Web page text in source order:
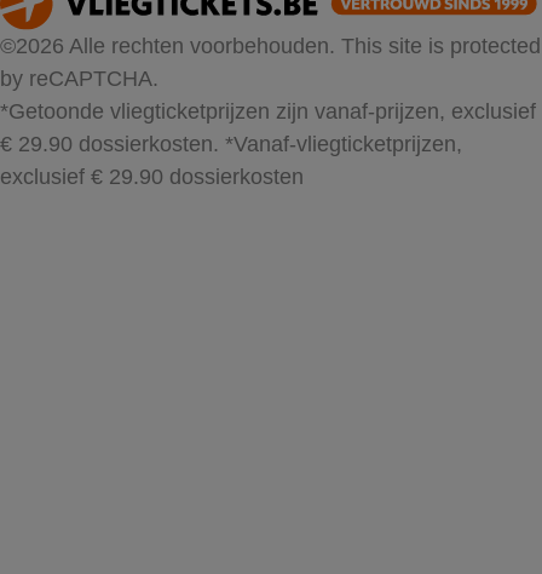
©2026 Alle rechten voorbehouden. This site is protected
by reCAPTCHA.
*Getoonde vliegticketprijzen zijn vanaf-prijzen, exclusief
€ 29.90 dossierkosten. *Vanaf-vliegticketprijzen,
exclusief € 29.90 dossierkosten